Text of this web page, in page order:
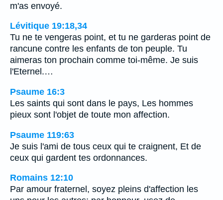
m'as envoyé.
Lévitique 19:18,34
Tu ne te vengeras point, et tu ne garderas point de
rancune contre les enfants de ton peuple. Tu
aimeras ton prochain comme toi-même. Je suis
l'Eternel.…
Psaume 16:3
Les saints qui sont dans le pays, Les hommes
pieux sont l'objet de toute mon affection.
Psaume 119:63
Je suis l'ami de tous ceux qui te craignent, Et de
ceux qui gardent tes ordonnances.
Romains 12:10
Par amour fraternel, soyez pleins d'affection les